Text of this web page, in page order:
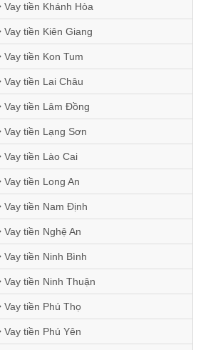
Vay tiền Khánh Hòa
Vay tiền Kiên Giang
Vay tiền Kon Tum
Vay tiền Lai Châu
Vay tiền Lâm Đồng
Vay tiền Lạng Sơn
Vay tiền Lào Cai
Vay tiền Long An
Vay tiền Nam Định
Vay tiền Nghệ An
Vay tiền Ninh Bình
Vay tiền Ninh Thuận
Vay tiền Phú Thọ
Vay tiền Phú Yên